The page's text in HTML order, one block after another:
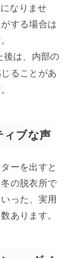
なりませ
する場合は
後は、内部の
ることがあ
ィブな声
ーを出すと
の脱衣所で
った、実用
あります。